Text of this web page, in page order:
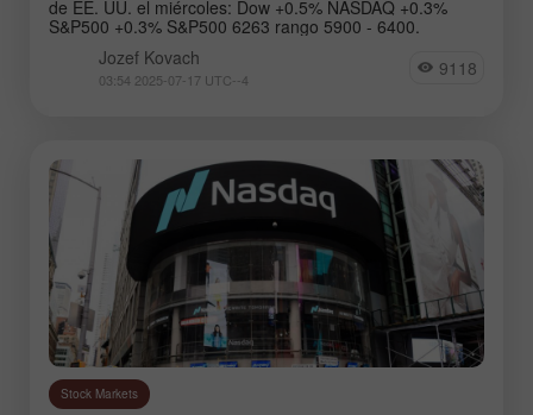
de EE. UU. el miércoles: Dow +0.5% NASDAQ +0.3%
S&P500 +0.3% S&P500 6263 rango 5900 - 6400.
Jozef Kovach
03:54 2025-07-17 UTC--4 9118
Stock Markets